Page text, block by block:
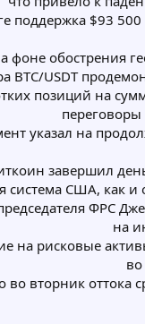
поддержка $93
фоне обострения
BTC/USDT
позиций на
указал на
завершил
система США, как
ФРС
на
на рисковые
во вторник